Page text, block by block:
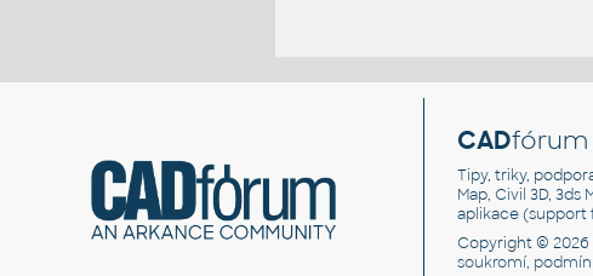
CADfórum
Tipy, triky,
Map, Civil 3D, 3ds
aplikace (support
Copyright ©
soukromí,